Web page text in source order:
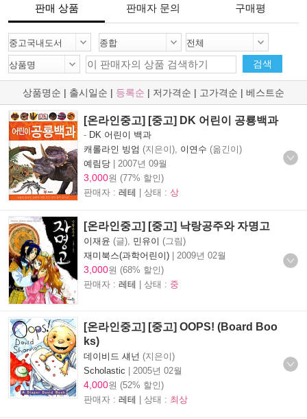
판매 상품 판매자 문의 구매평
검색
상품명순 | 출시일순 | 등록순 | 저가격순 | 고가격순 | 베스트순
[온라인중고] [중고] DK 어린이 공룡백과
- DK 어린이 백과
캐롤라인 빙엄 (지은이), 이연수 (옮긴이)
예림당 | 2007년 09월
3,000원 (77% 할인)
판매자 : 레테 | 상태 : 상
[온라인중고] [중고] 낙랑공주와 자명고
이재윤 (글), 민유이 (그림)
재미북스(과학어린이) | 2009년 02월
3,000원 (68% 할인)
판매자 : 레테 | 상태 : 중
[온라인중고] [중고] OOPS! (Board Boo
ks)
데이비드 섀넌 (지은이)
Scholastic | 2005년 02월
4,000원 (52% 할인)
판매자 : 레테 | 상태 : 최상